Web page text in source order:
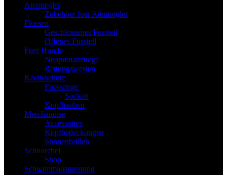
Atemregler
Zubehoer fuer Atemregler
Flossen
Geschlossenes Fussteil
Offenes Fussteil
Fuer Hunde
Neoprenanzuege
Rettungswesten
Kaelteschutz
Fuesslinge
Socken
Kopfhauben
Merchandise
Accessoires
Kopfbedeckungen
Sonnenbrillen
Schnorchel
Shop
Schwimmausruestung